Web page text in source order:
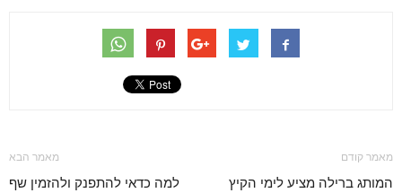
מאמר קודם
המותג ברילה מציע לימי הקיץ
מאמר הבא
למה כדאי להתפנק ולהזמין שף